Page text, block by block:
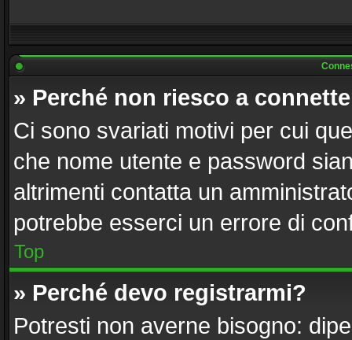
» Perché non riesco a
Ci sono svariati motivi per cui
che nome utente e password
altrimenti contatta un
potrebbe esserci un errore di
Top
» Perché devo registrarmi?
Potresti non averne bisogno: